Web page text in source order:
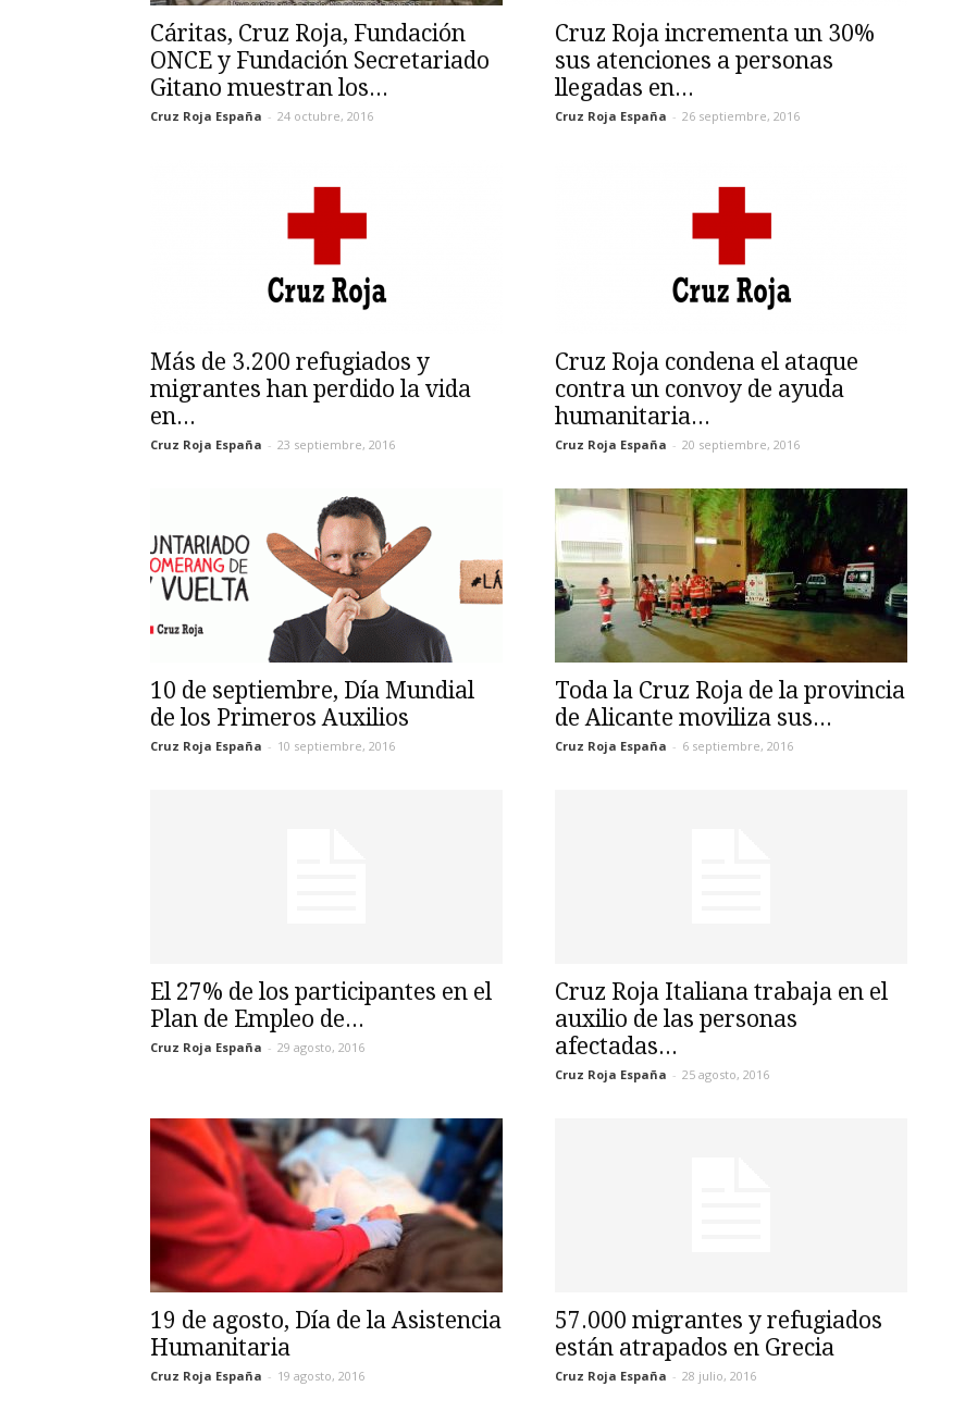
Cáritas, Cruz Roja, Fundación
ONCE y Fundación Secretariado
Gitano muestran los...
Cruz Roja España - 24 octubre, 2016
Cruz Roja incrementa un 30%
sus atenciones a personas
llegadas en...
Cruz Roja España - 26 septiembre, 2016
Más de 3.200 refugiados y
migrantes han perdido la vida
en...
Cruz Roja España - 23 septiembre, 2016
Cruz Roja condena el ataque
contra un convoy de ayuda
humanitaria...
Cruz Roja España - 20 septiembre, 2016
10 de septiembre, Día Mundial
de los Primeros Auxilios
Cruz Roja España - 10 septiembre, 2016
Toda la Cruz Roja de la provincia
de Alicante moviliza sus...
Cruz Roja España - 6 septiembre, 2016
El 27% de los participantes en el
Plan de Empleo de...
Cruz Roja España - 29 agosto, 2016
Cruz Roja Italiana trabaja en el
auxilio de las personas
afectadas...
Cruz Roja España - 25 agosto, 2016
19 de agosto, Día de la Asistencia
Humanitaria
Cruz Roja España - 19 agosto, 2016
57.000 migrantes y refugiados
están atrapados en Grecia
Cruz Roja España - 28 julio, 2016